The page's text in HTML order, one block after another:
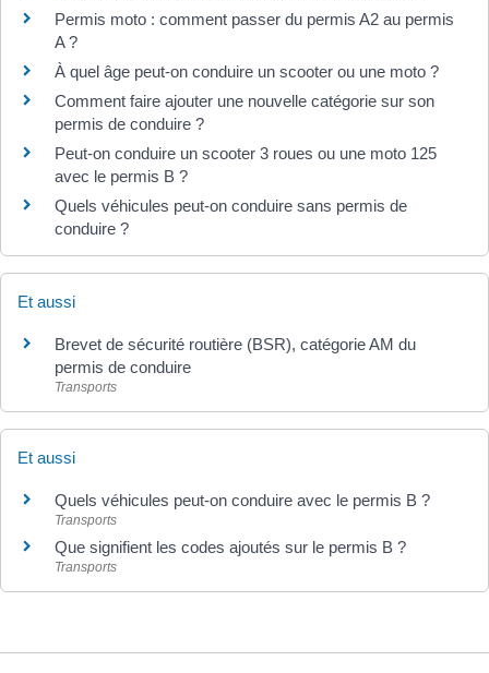
Permis moto : comment passer du permis A2 au permis
A ?
À quel âge peut-on conduire un scooter ou une moto ?
Comment faire ajouter une nouvelle catégorie sur son
permis de conduire ?
Peut-on conduire un scooter 3 roues ou une moto 125
avec le permis B ?
Quels véhicules peut-on conduire sans permis de
conduire ?
Et aussi
Brevet de sécurité routière (BSR), catégorie AM du
permis de conduire
Transports
Et aussi
Quels véhicules peut-on conduire avec le permis B ?
Transports
Que signifient les codes ajoutés sur le permis B ?
Transports